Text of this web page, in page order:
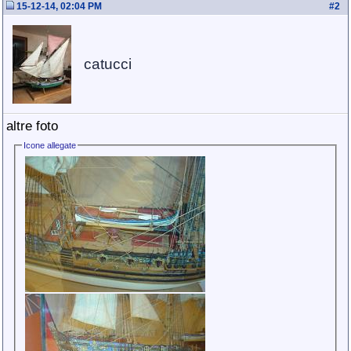
#2
15-12-14, 02:04 PM
catucci
altre foto
Icone allegate